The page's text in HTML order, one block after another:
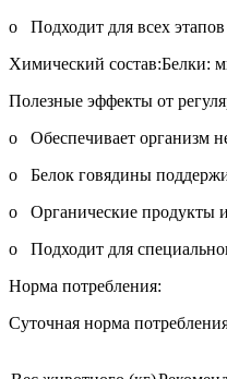
o Подходит для всех
Химический состав:Белки:
Полезные эффекты от
o Обеспечивает организм
o Белок говядины
o Органические продукты
o Подходит для
Норма потребления:
Суточная норма